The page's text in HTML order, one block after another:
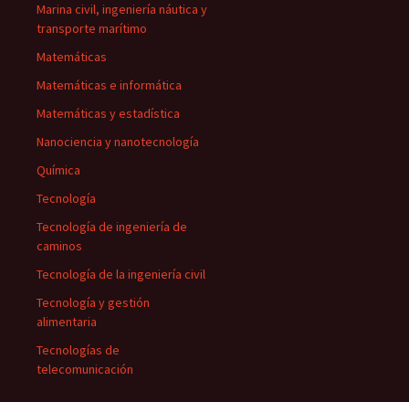
Marina civil, ingeniería náutica y
transporte marítimo
Matemáticas
Matemáticas e informática
Matemáticas y estadística
Nanociencia y nanotecnología
Química
Tecnología
Tecnología de ingeniería de
caminos
Tecnología de la ingeniería civil
Tecnología y gestión
alimentaria
Tecnologías de
telecomunicación